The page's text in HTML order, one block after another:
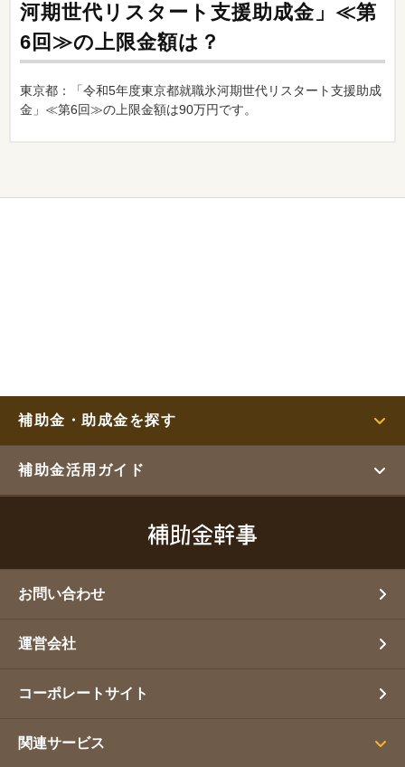
河期世代リスタート支援助成金」≪第
6回≫の上限金額は？
東京都：「令和5年度東京都就職氷河期世代リスタート支援助成
金」≪第6回≫の上限金額は90万円です。
補助金・助成金を探す
補助金活用ガイド
お問い合わせ
運営会社
コーポレートサイト
関連サービス